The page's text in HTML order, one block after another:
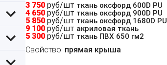
3 750 руб/шт ткань оксфорд 600D PU
4 650 руб/шт ткань оксфорд 900D PU
5 850 руб/шт ткань оксфорд 1680D PU
9 100 руб/шт акриловая ткань
5 300 руб/шт ткань ПВХ 650 гм2
Свойство: прямая крыша